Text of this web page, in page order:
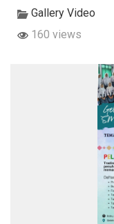
Gallery Video
160 views